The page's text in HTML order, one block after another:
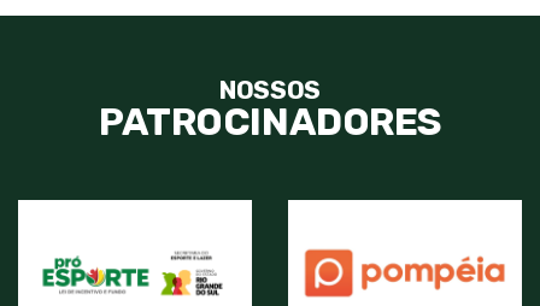
NOSSOS
PATROCINADORES